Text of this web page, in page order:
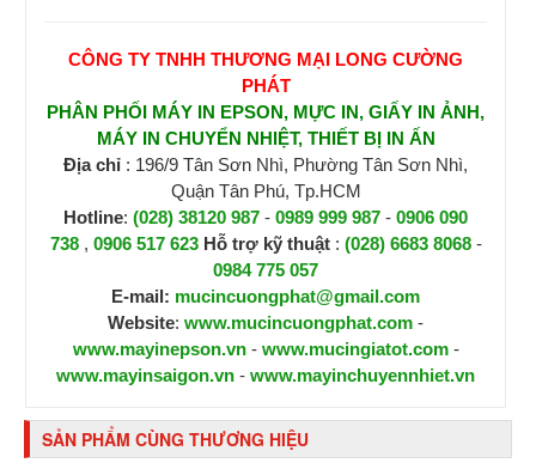
CÔNG TY TNHH THƯƠNG MẠI LONG CƯỜNG
PHÁT
PHÂN PHỐI MÁY IN EPSON, MỰC IN, GIẤY IN ẢNH,
MÁY IN CHUYỂN NHIỆT, THIẾT BỊ IN ẤN
Địa chỉ : 196/9 Tân Sơn Nhì, Phường Tân Sơn Nhì,
Quận Tân Phú, Tp.HCM
Hotline: (028) 38120 987 - 0989 999 987 - 0906 090
738, 0906 517 623 Hỗ trợ kỹ thuật : (028) 6683 8068-
0984 775 057
E-mail: mucincuongphat@gmail.com
Website: www.mucincuongphat.com -
www.mayinepson.vn- www.mucingiatot.com-
www.mayinsaigon.vn - www.mayinchuyennhiet.vn
SẢN PHẨM CÙNG THƯƠNG HIỆU